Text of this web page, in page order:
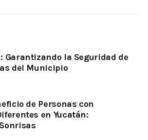
Garantizando la Seguridad de
del Municipio
de Personas con
en Yucatán: